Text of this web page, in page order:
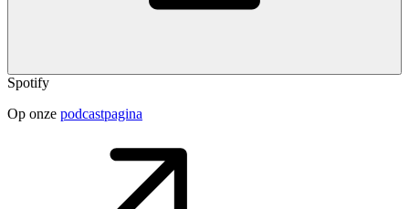
Spotify
Op onze podcastpagina